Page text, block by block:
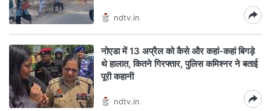
ndtv.in
नोएडा में 13 अप्रैल को कैसे और कहां-कहां बिगड़े
थे हालात, कितने गिरफ्तार, पुलिस कमिश्नर ने बताई
पूरी कहानी
ndtv.in